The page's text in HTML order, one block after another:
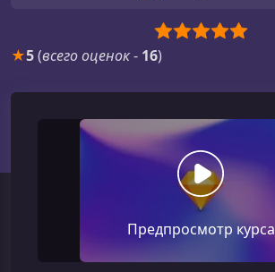
★5(всего оценок- 16)
Предпросмотр курса